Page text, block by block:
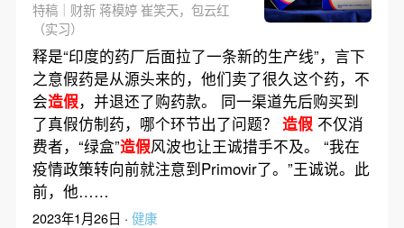
特稿｜财新 蒋模婷 崔笑天，包云红
（实习）
释是“印度的药厂后面拉了一条新的生产线”，言下
之意假药是从源头来的，他们卖了很久这个药，不
会造假，并退还了购药款。 同一渠道先后购买到
了真假仿制药，哪个环节出了问题？ 造假 不仅消
费者，“绿盒”造假风波也让王诚措手不及。 “我在
疫情政策转向前就注意到Primovir了。”王诚说。此
前，他……
2023年1月26日 · 健康